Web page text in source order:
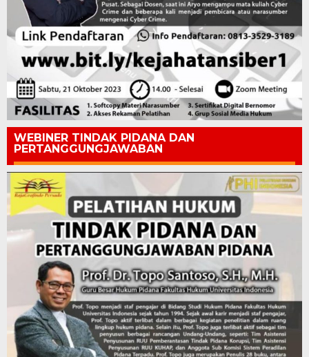
WEBINER TINDAK PIDANA DAN
PERTANGGUNGJAWABAN